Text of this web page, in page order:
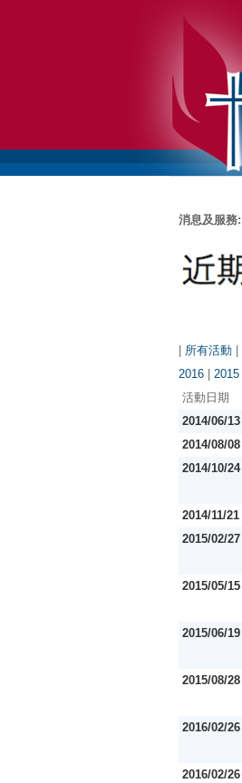
消息及服務:
| 所有活動 |
2016 | 2015
活動日期
2014/06/13
2014/08/08
2014/10/24
2014/11/21
2015/02/27
2015/05/15
2015/06/19
2015/08/28
2016/02/26
2016/02/26